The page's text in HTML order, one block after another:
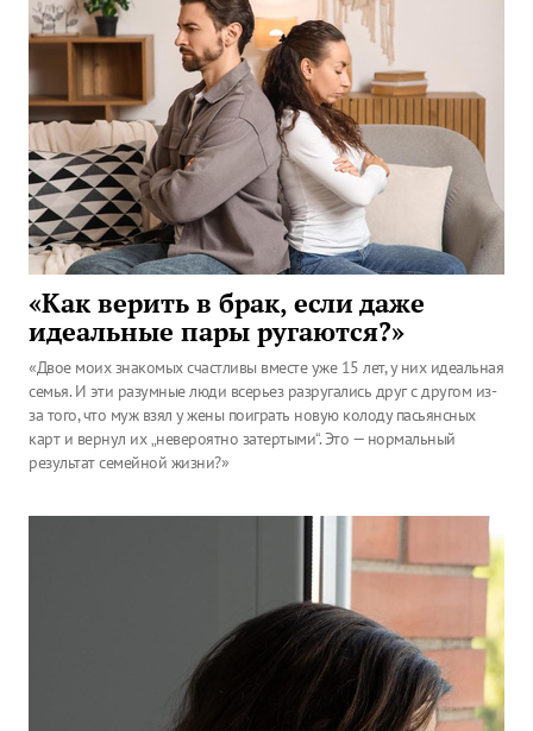
«Как верить в брак, если даже
идеальные пары ругаются?»
«Двое моих знакомых счастливы вместе уже 15 лет, у них идеальная
семья. И эти разумные люди всерьез разругались друг с другом из-
за того, что муж взял у жены поиграть новую колоду пасьянсных
карт и вернул их „невероятно затертыми“. Это — нормальный
результат семейной жизни?»